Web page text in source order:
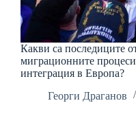
Какви са последиците
миграционните
интеграция в Европа?
Георги Драганов